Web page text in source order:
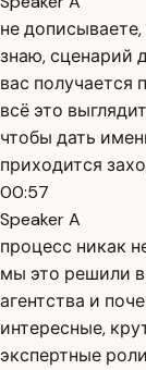
не
знаю, сценарий
вас получается
всё это
чтобы дать
приходится
00:57
Speaker A
процесс никак
мы это решили
агентства и
интересные,
экспертные